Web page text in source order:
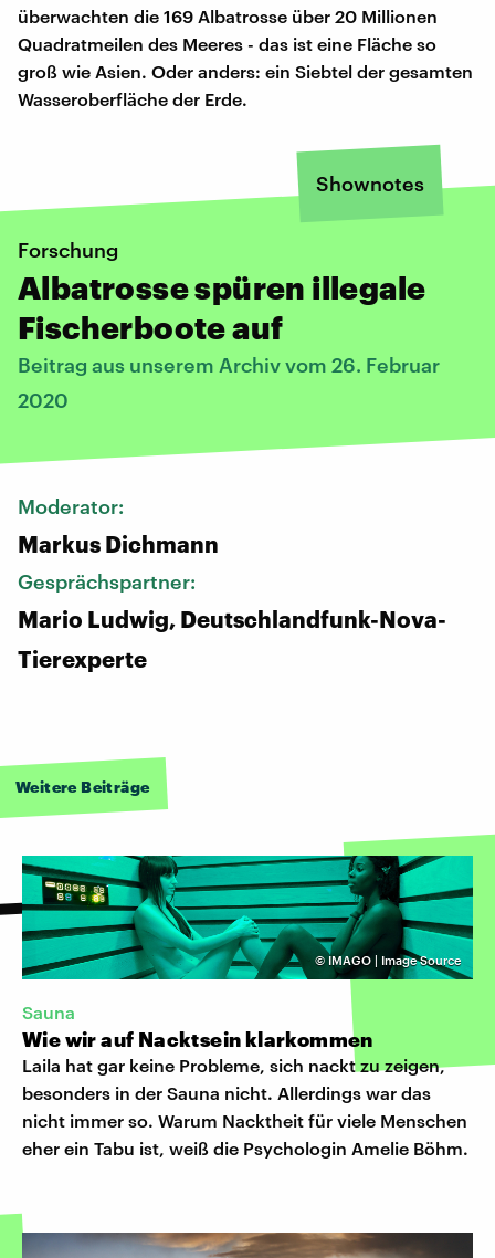
überwachten die 169 Albatrosse über 20 Millionen
Quadratmeilen des Meeres - das ist eine Fläche so
groß wie Asien. Oder anders: ein Siebtel der gesamten
Wasseroberfläche der Erde.
Shownotes
Forschung
Albatrosse spüren illegale
Fischerboote auf
Beitrag aus unserem Archiv vom 26. Februar
2020
Moderator:
Markus Dichmann
Gesprächspartner:
Mario Ludwig, Deutschlandfunk-Nova-
Tierexperte
Weitere Beiträge
© IMAGO | Image Source
Sauna
Wie wir auf Nacktsein klarkommen
Laila hat gar keine Probleme, sich nackt zu zeigen,
besonders in der Sauna nicht. Allerdings war das
nicht immer so. Warum Nacktheit für viele Menschen
eher ein Tabu ist, weiß die Psychologin Amelie Böhm.